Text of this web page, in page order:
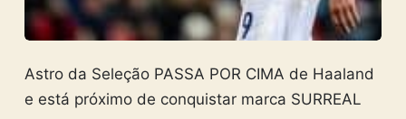
Astro da Seleção PASSA POR CIMA de Haaland
e está próximo de conquistar marca SURREAL